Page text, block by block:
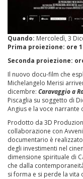
Quando: Mercoledì, 3
Prima proiezione: ore
Seconda proiezione:
Il nuovo docu-film che
Michelangelo Merisi
dicembre: Caravaggio a
Piscaglia su soggetto di
Angius e la voce narrante
Prodotto da 3D
collaborazione con
documentario è
degli investimenti nel
dimensione spirituale di
che dalla
si forma e si perde la vita